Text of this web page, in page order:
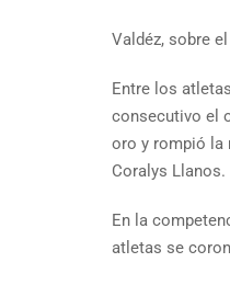
Valdéz, sobre
Entre los
consecutivo el
oro y rompió la
Coralys Llanos.
En la
atletas se